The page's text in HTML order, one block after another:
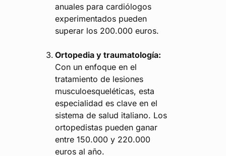
anuales para cardiólogos
experimentados pueden
superar los 200.000 euros.
Ortopedia y traumatología:
Con un enfoque en el
tratamiento de lesiones
musculoesqueléticas, esta
especialidad es clave en el
sistema de salud italiano. Los
ortopedistas pueden ganar
entre 150.000 y 220.000
euros al año.